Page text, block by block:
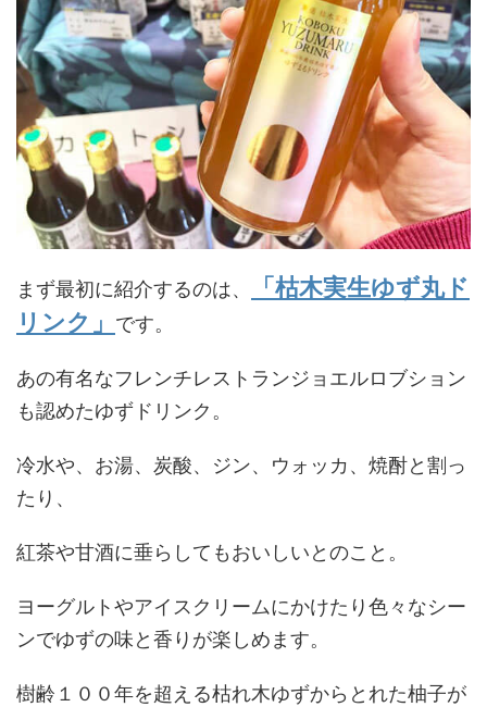
まず最初に紹介するのは、
「枯木実生ゆず丸ド
リンク」
です。
あの有名なフレンチレストランジョエルロブション
も認めたゆずドリンク。
冷水や、お湯、炭酸、ジン、ウォッカ、焼酎と割っ
たり、
紅茶や甘酒に垂らしてもおいしいとのこと。
ヨーグルトやアイスクリームにかけたり色々なシー
ンでゆずの味と香りが楽しめます。
樹齢１００年を超える枯れ木ゆずからとれた柚子が